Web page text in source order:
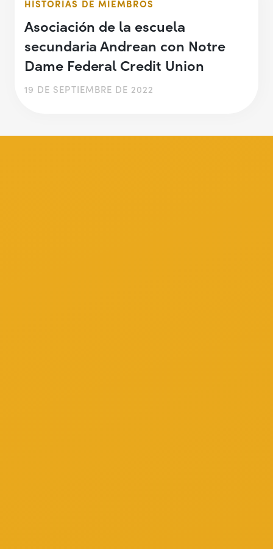
HISTORIAS DE MIEMBROS
Asociación de la escuela
secundaria Andrean con Notre
Dame Federal Credit Union
19 DE SEPTIEMBRE DE 2022